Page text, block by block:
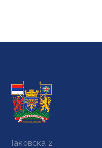
Таковска 2